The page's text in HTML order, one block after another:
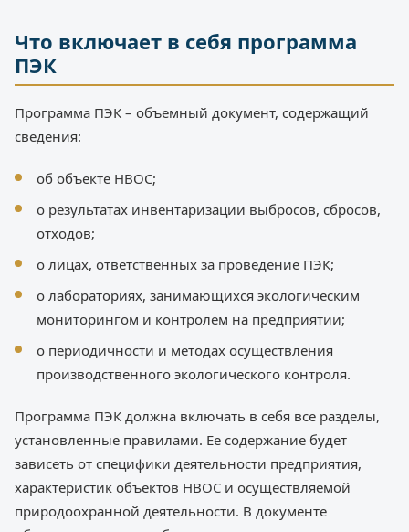
Что включает в себя программа
ПЭК
Программа ПЭК – объемный документ, содержащий
сведения:
об объекте НВОС;
о результатах инвентаризации выбросов, сбросов,
отходов;
о лицах, ответственных за проведение ПЭК;
о лабораториях, занимающихся экологическим
мониторингом и контролем на предприятии;
о периодичности и методах осуществления
производственного экологического контроля.
Программа ПЭК должна включать в себя все разделы,
установленные правилами. Ее содержание будет
зависеть от специфики деятельности предприятия,
характеристик объектов НВОС и осуществляемой
природоохранной деятельности. В документе